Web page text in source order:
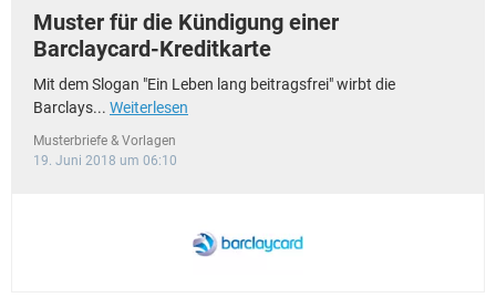
Muster für die Kündigung einer
Barclaycard-Kreditkarte
Mit dem Slogan "Ein Leben lang beitragsfrei" wirbt die
Barclays... Weiterlesen
Musterbriefe & Vorlagen
19. Juni 2018 um 06:10